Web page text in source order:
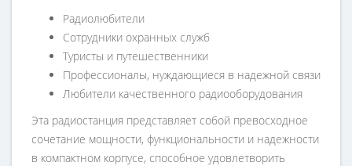
Радиолюбители
Сотрудники охранных служб
Туристы и путешественники
Профессионалы, нуждающиеся в надежной связи
Любители качественного радиооборудования
Эта радиостанция представляет собой превосходное
сочетание мощности, функциональности и надежности
в компактном корпусе, способное удовлетворить